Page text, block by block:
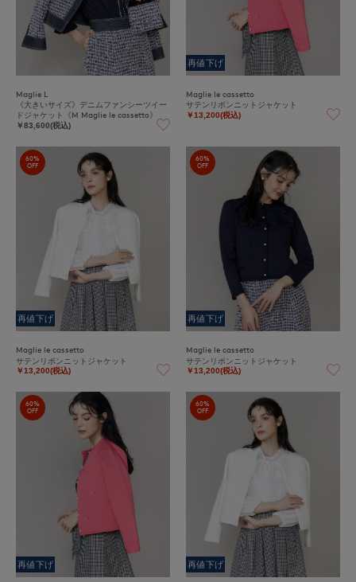
Maglie L
《大きいサイズ》デニムファンシーツイー
ドジャケット《M Maglie le cassetto》
￥83,600(税込)
再値下げ
Maglie le cassetto
サテンリボンニットジャケット
￥13,200(税込)
60%
OFF
再値下げ
Maglie le cassetto
サテンリボンニットジャケット
￥13,200(税込)
60%
OFF
再値下げ
Maglie le cassetto
サテンリボンニットジャケット
￥13,200(税込)
60%
OFF
再値下げ
60%
OFF
再値下げ